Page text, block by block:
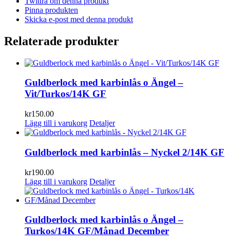
Pinna produkten
Skicka e-post med denna produkt
Relaterade produkter
Guldberlock med karbinlås o Ängel –
Vit/Turkos/14K GF
kr150.00
Lägg till i varukorg Detaljer
Guldberlock med karbinlås – Nyckel 2/14K GF
kr190.00
Lägg till i varukorg Detaljer
Guldberlock med karbinlås o Ängel –
Turkos/14K GF/Månad December